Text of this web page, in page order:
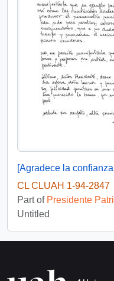
CL CLUAH 1-94-2847
Part of Presidente
Untitled